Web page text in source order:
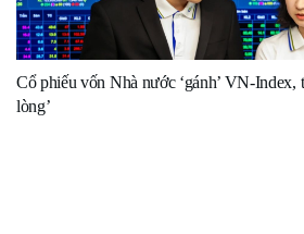
Cổ phiếu vốn Nhà nước ‘gánh’ VN-Index,
lòng’